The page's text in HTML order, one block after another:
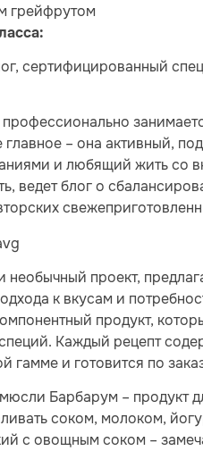
грейфрутом
сертифицированный
главное – она активный,
и любящий жить со
ведет блог о
необычный проект,
к вкусам и
продукт,
Каждый рецепт
гамме и готовится по
Барбарум – продукт
соком, молоком,
с овощным соком –